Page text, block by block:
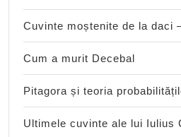
Cuvinte moștenite de la daci
Cum a murit Decebal
Pitagora și teoria
Ultimele cuvinte ale lui Iulius